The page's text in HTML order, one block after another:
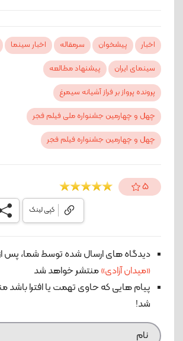
اخبار پیشخوان سرمقاله اخبار سینما
سینمای ایران
پیشنهاد مطالعه
پرونده پرواز بر فراز آشیانه سیمرغ
چهل و چهارمین جشنواره ملی فیلم فجر
چهل‌ و چهارمین جشنواره فیلم فجر
5
کپی لینک
دیدگاه های ارسال شده توسط شما، پس
«میدان آزادی»منتشر خواهد شد
پیام هایی که حاوی تهمت یا افترا باشد
شد!